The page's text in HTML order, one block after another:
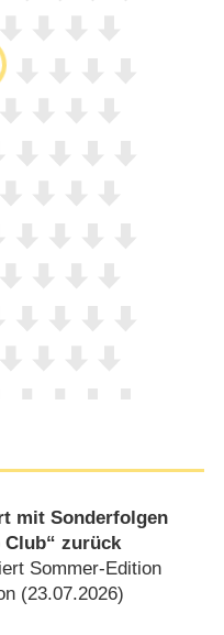
mit Sonderfolgen
Club“ zurück
Sommer-Edition
(23.07.2026)